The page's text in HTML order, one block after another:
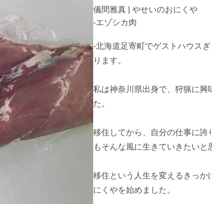
儀間雅真 | やせいのおにくや
-エゾシカ肉
-北海道足寄町でゲストハウス
ります。
私は神奈川県出身で、狩猟に興
た。
移住してから、自分の仕事に誇
もそんな風に生きていきたいと
移住という人生を変えるきっか
にくやを始めました。